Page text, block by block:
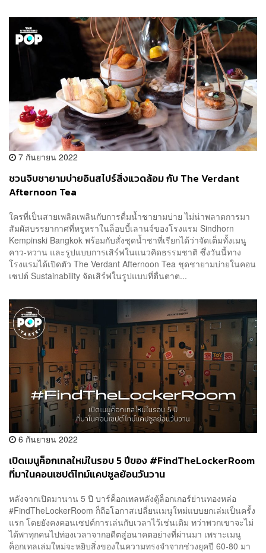
7 กันยายน 2022
ชวนจิบชายามบ่ายอินสไปร์สิ่งแวดล้อม กับ The Verdant
Afternoon Tea
ใครที่เป็นสายเพลิดเพลินกับการดื่มน้ำชายามบ่าย ไม่น่าพลาดการมา
สัมผัสบรรยากาศที่หรูหราในล็อบบี้เลานจ์ของโรงแรม Sindhorn
Kempinski Bangkok พร้อมกับสั่งชุดน้ำชาที่เรียกได้ว่าจัดเต็มทั้งเมนู
คาว-หวาน และรูปแบบการเสิร์ฟในแนวคิดธรรมชาติ ซึ่งวันนี้ทาง
โรงแรมได้เปิดตัว The Verdant Afternoon Tea ชุดชายามบ่ายในคอน
เซปต์ Sustainability จัดเสิร์ฟในรูปแบบที่ตื่นตาต...
6 กันยายน 2022
เปิดเมนูค็อกเทลใหม่ในรอบ 5 ปีของ #FindTheLockerRoom
ที่มาในคอนเซปต์ไทม์แคปซูลย้อนวันวาน
หลังจากเปิดมานาน 5 ปี บาร์ค็อกเทลหลังตู้ล็อกเกอร์ย่านทองหล่อ
#FindTheLockerRoom ก็ถือโอกาสเปลี่ยนเมนูใหม่แบบยกเล่มเป็นครั้ง
แรก โดยยังคงคอนเซปต์การเล่นกับเวลาไว้เช่นเดิม ทว่าพวกเขาจะไม่
ได้พาทุกคนไปท่องเวลาจากอดีตสู่อนาคตอย่างที่ผ่านมา เพราะเมนู
ค็อกเทลเล่มใหม่จะหยิบสิ่งของในความทรงจำจากช่วงยุคปี 60-80 มา